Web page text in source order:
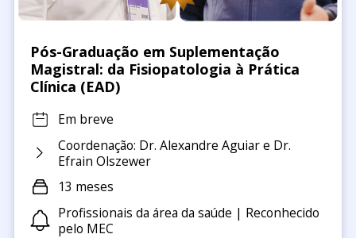
Pós-Graduação em Suplementação
Magistral: da Fisiopatologia à Prática
Clínica (EAD)
Em breve
Coordenação: Dr. Alexandre Aguiar e Dr.
Efrain Olszewer
13 meses
Profissionais da área da saúde | Reconhecido
pelo MEC